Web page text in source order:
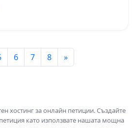
6 7 8 »
хостинг за онлайн петиции. Създайте
като използвате нашата мощна